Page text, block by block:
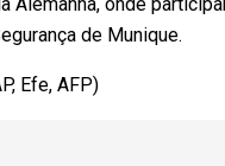
de Munique.
Efe, AFP)